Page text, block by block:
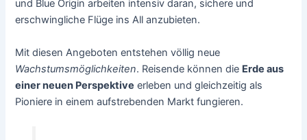
und Blue Origin arbeiten intensiv daran, sichere und
erschwingliche Flüge ins All anzubieten.
Mit diesen Angeboten entstehen völlig neue
Wachstumsmöglichkeiten. Reisende können die Erde aus
einer neuen Perspektive erleben und gleichzeitig als
Pioniere in einem aufstrebenden Markt fungieren.